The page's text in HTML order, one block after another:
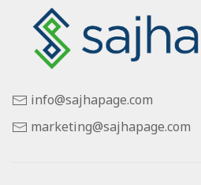
info@sajhapage.com
marketing@sajhapage.com